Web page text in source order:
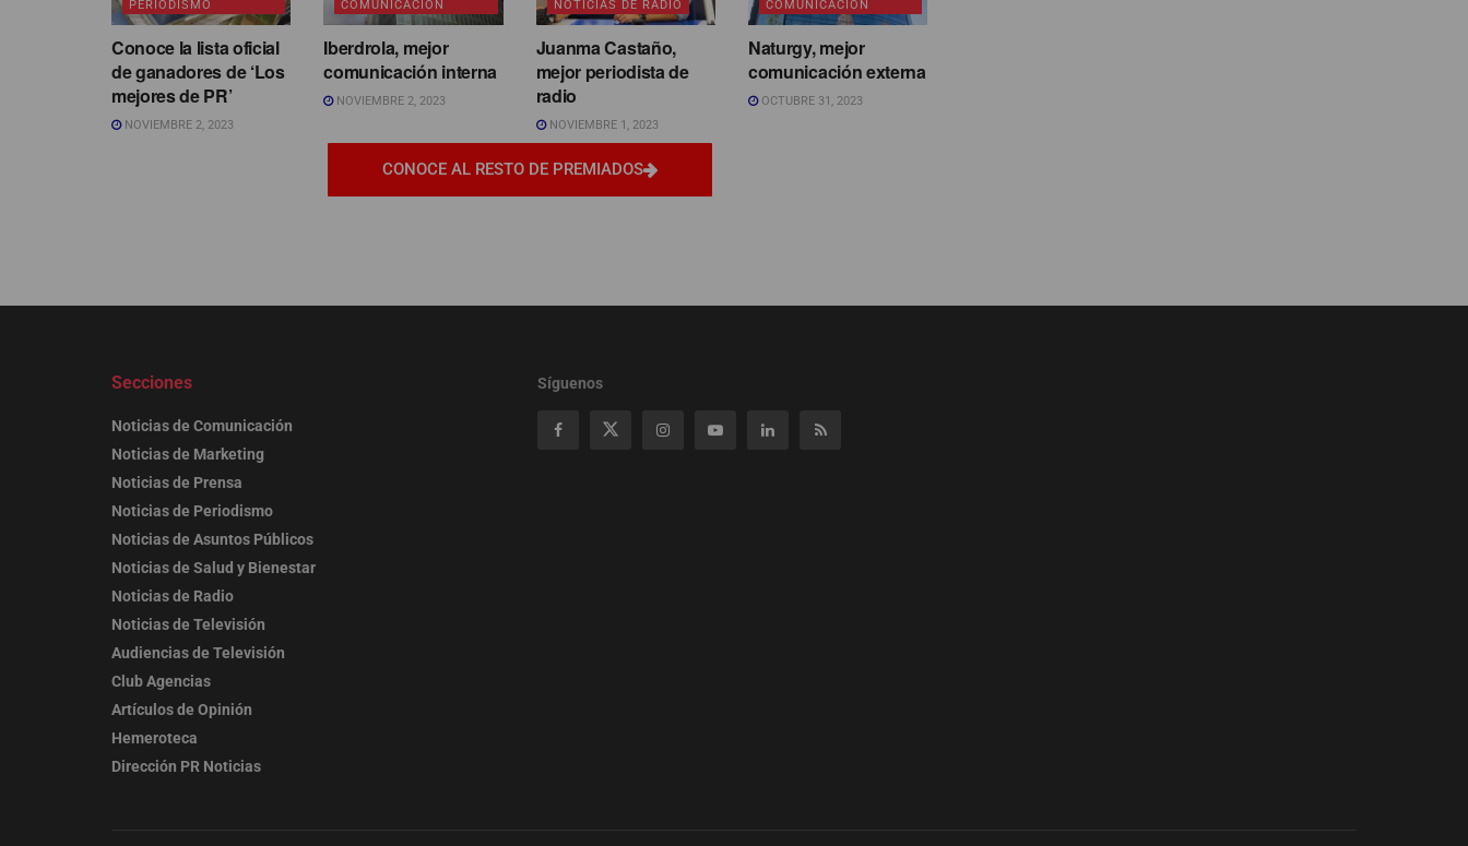
PERIODISMO
Conoce la lista oficial
de ganadores de ‘Los
mejores de PR’
NOVIEMBRE 2, 2023
COMUNICACIÓN
Iberdrola, mejor
comunicación interna
NOVIEMBRE 2, 2023
NOTICIAS DE RADIO
Juanma Castaño,
mejor periodista de
radio
NOVIEMBRE 1, 2023
COMUNICACIÓN
Naturgy, mejor
comunicación externa
OCTUBRE 31, 2023
CONOCE AL RESTO DE PREMIADOS
Secciones
Noticias de Comunicación
Noticias de Marketing
Noticias de Prensa
Noticias de Periodismo
Noticias de Asuntos Públicos
Noticias de Salud y Bienestar
Noticias de Radio
Noticias de Televisión
Audiencias de Televisión
Club Agencias
Artículos de Opinión
Hemeroteca
Dirección PR Noticias
Síguenos